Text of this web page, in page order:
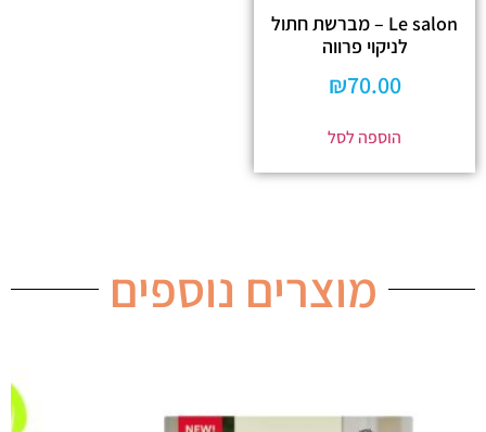
Le salon – מברשת חתול
לניקוי פרווה
₪70.00
הוספה לסל
מוצרים נוספים